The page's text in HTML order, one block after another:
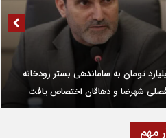
از کتاب محیا، آخرین اثر نویسنده جوان
۶۴ میلیارد تومان تسهیلات اشتغالزایی به
کمیته امداد شهرضا پرداخت شد
و سرمایه‌گذاری خط قرمز و دغدغه اصلی
میلیارد تومان به ساماندهی بستر رودخانه
شهرضا و دهاقان اختصاص یافت
مهم